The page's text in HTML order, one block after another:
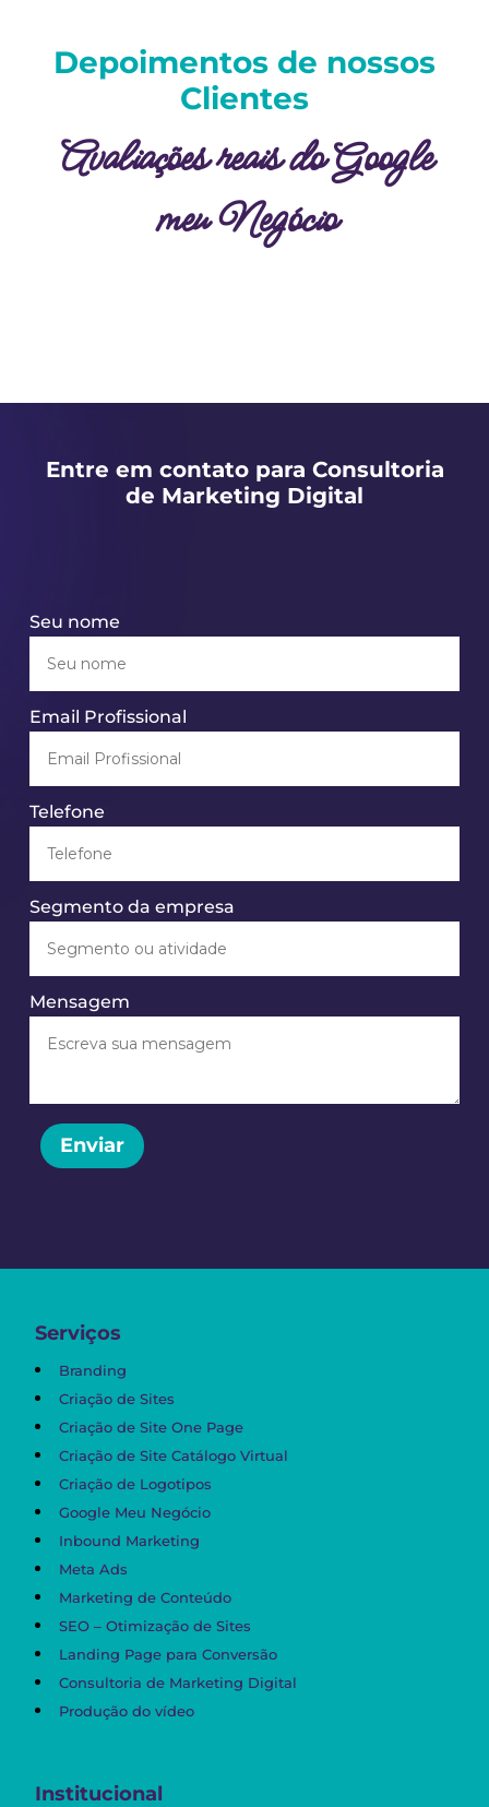
Depoimentos de nossos
Clientes
Avaliações reais do Google
meu Negócio
Entre em contato para Consultoria
de Marketing Digital
Seu nome
Email Profissional
Telefone
Segmento da empresa
Mensagem
Enviar
Serviços
Branding
Criação de Sites
Criação de Site One Page
Criação de Site Catálogo Virtual
Criação de Logotipos
Google Meu Negócio
Inbound Marketing
Meta Ads
Marketing de Conteúdo
SEO – Otimização de Sites
Landing Page para Conversão
Consultoria de Marketing Digital
Produção do vídeo
Institucional